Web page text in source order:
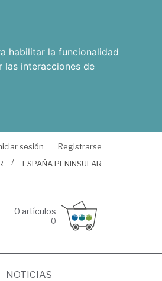
habilitar la funcionalidad
las interacciones de
sesión
Registrarse
ESPAÑA PENINSULAR
0 artículos
0
NOTICIAS